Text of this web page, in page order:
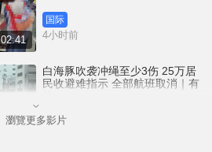
02:41
国际
4小时前
白海豚吹袭冲绳至少3伤 25万居
民收避难指示 全部航班取消｜有
国际
瀏覽更多影片